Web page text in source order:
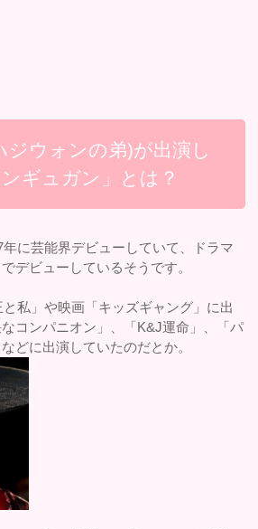
ジウォンの弟)が出演し
ギュガン」とは？
に芸能界デビューしていて、ドラマ
デビューしているそうです。
私」や映画「キッズギャング」に出
コンパニオン」、「K&J運命」、「パ
どに出演していたのだとか。